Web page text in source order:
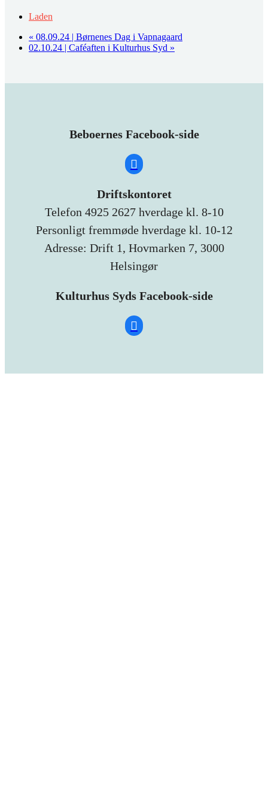
Laden
« 08.09.24 | Børnenes Dag i Vapnagaard
02.10.24 | Caféaften i Kulturhus Syd »
Beboernes Facebook-side
Driftskontoret
Telefon 4925 2627 hverdage kl. 8-10
Personligt fremmøde hverdage kl. 10-12
Adresse: Drift 1, Hovmarken 7, 3000
Helsingør
Kulturhus Syds Facebook-side